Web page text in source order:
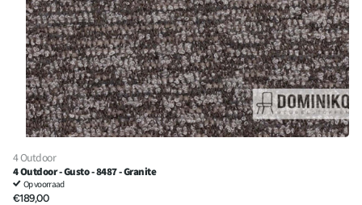
4 Outdoor
4 Outdoor - Gusto - 8487 - Granite
Op voorraad
€189,00